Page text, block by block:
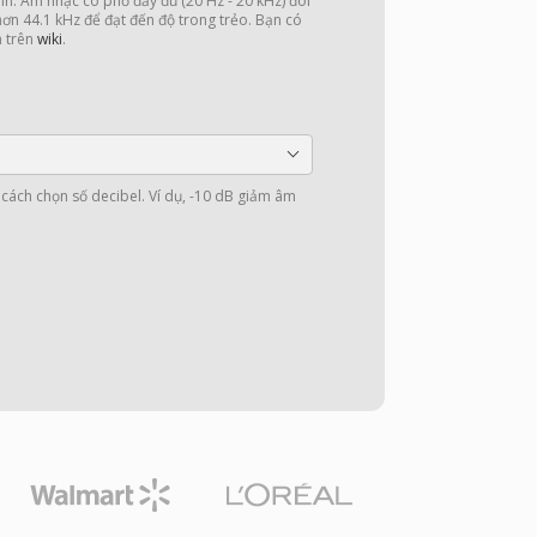
44.1 kHz để đạt đến độ trong trẻo. Bạn có
trên wiki.
chọn số decibel. Ví dụ, -10 dB giảm âm